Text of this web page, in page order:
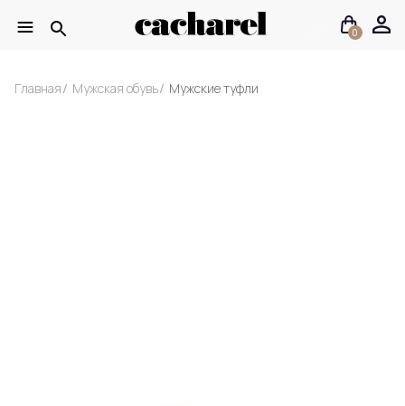
0
Главная Мужская обувь Мужские туфли